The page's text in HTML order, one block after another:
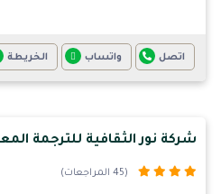
اتصل واتساب الخريطة
شركة نور الثقافية للترجمة
(45 المراجعات)